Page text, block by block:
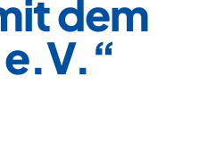
dem